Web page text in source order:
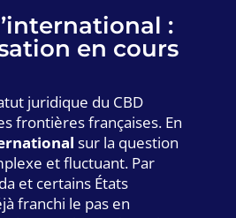
:
en cours
juridique du CBD
frontières françaises. En
sur la question
et fluctuant. Par
et certains États
franchi le pas en